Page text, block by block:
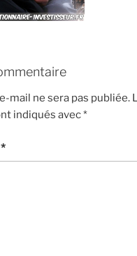
mail ne sera pas publiée.
indiqués avec*
*